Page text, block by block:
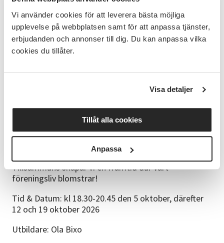
Vi använder cookies för att leverera bästa möjliga
upplevelse på webbplatsen samt för att anpassa tjänster,
erbjudanden och annonser till dig. Du kan anpassa vilka
cookies du tillåter.
Visa detaljer
Tillåt alla cookies
Anpassa
Förenkla styrelsearbetet: Lär dig praktiska metoder
för att organisera och planera så att styrelsearbetet
blir både effektivt och energigivande.
Skapa en inkluderande förening, öka medlemsantalet
välkomna nya medlemmar, föryngra er förening och
Identifiera nya och gamla målgrupper och utveckla
en handlingsplan för att nå och engagera dem.
Vi kommer att byta erfarenheter, analysera vår
verksamhet och inspireras av aktuell forskning.
Tillsammans skapar vi en framtid där vårt
föreningsliv blomstrar!
Tid & Datum: kl 18.30-20.45 den 5 oktober, därefter
12 och 19 oktober 2026
Utbildare: Ola Bixo